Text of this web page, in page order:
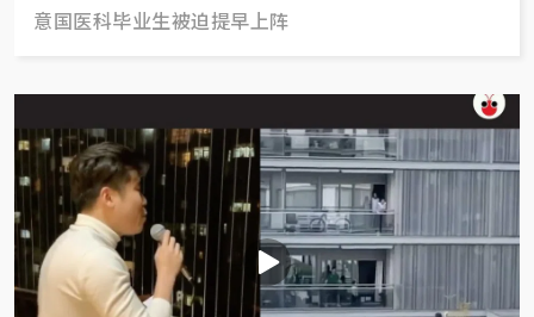
意国医科毕业生被迫提早上阵